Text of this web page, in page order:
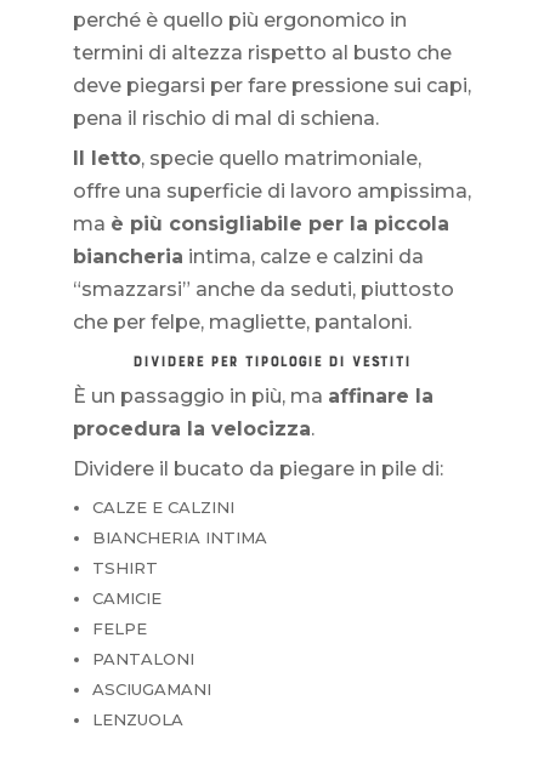
perché è quello più ergonomico in
termini di altezza rispetto al busto che
deve piegarsi per fare pressione sui capi,
pena il rischio di mal di schiena.
Il letto, specie quello matrimoniale,
offre una superficie di lavoro ampissima,
ma è più consigliabile per la piccola
biancheria intima, calze e calzini da
“smazzarsi” anche da seduti, piuttosto
che per felpe, magliette, pantaloni.
DIVIDERE PER TIPOLOGIE DI VESTITI
È un passaggio in più, ma affinare la
procedura la velocizza.
Dividere il bucato da piegare in pile di:
CALZE E CALZINI
BIANCHERIA INTIMA
TSHIRT
CAMICIE
FELPE
PANTALONI
ASCIUGAMANI
LENZUOLA